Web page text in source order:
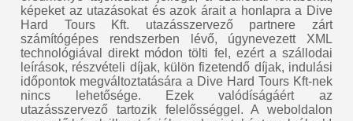
képeket az utazásokat és azok árait a honlapra a Dive
Hard Tours Kft. utazásszervező partnere zárt
számítógépes rendszerben lévő, úgynevezett XML
technológiával direkt módon tölti fel, ezért a szállodai
leírások, részvételi díjak, külön fizetendő díjak, indulási
időpontok megváltoztatására a Dive Hard Tours Kft-nek
nincs lehetősége. Ezek valódíságáért az
utazásszervező tartozik felelősséggel. A weboldalon